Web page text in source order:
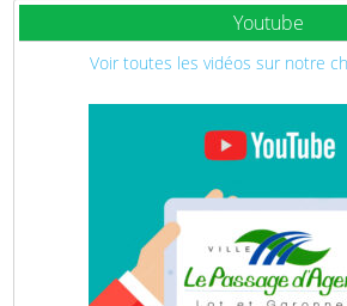
Youtube
Voir toutes les vidéos sur notre